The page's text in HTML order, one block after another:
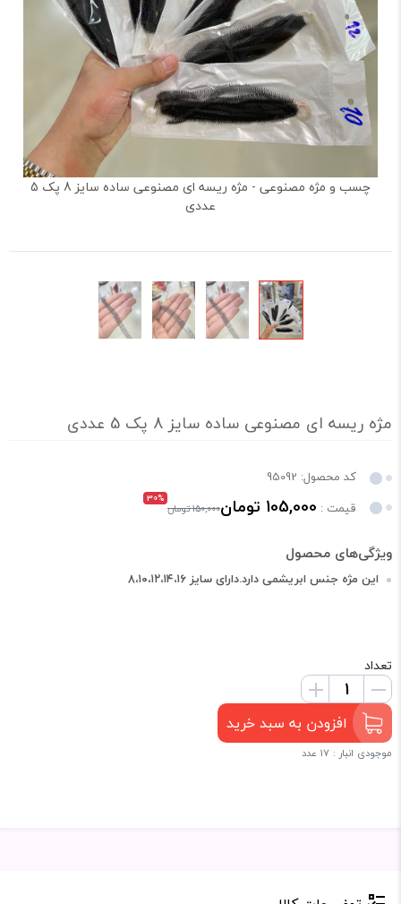
چسب و مژه مصنوعی - مژه ریسه ای مصنوعی ساده سایز 8 پک 5
عددی
مژه ریسه ای مصنوعی ساده سایز 8 پک 5 عددی
کد محصول: 95092
قیمت : 105,000 تومان 30%
150,000 تومان
این مژه جنس ابریشمی دارد.دارای سایز ۸،۱۰،۱۲،۱۴،۱۶
تعداد
افزودن به سبد خرید
موجودی انبار : 17 عدد